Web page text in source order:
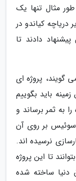
طور مثال تنها یک
کیاندو در
دادند تا
گویند، پروژه ای
باید بگوییم
به ثمر برساند و
سوئیس بر روی آن
نرسیده اند.
تا این پروژه
دنیا ساخته شده